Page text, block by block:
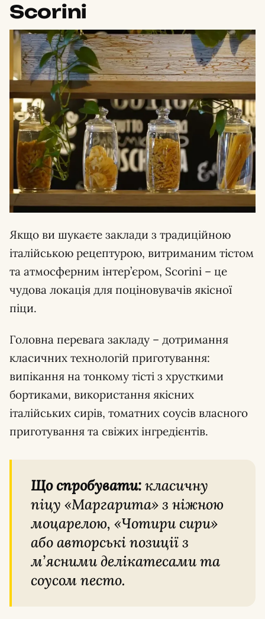
Scorini
Якщо ви шукаєте заклади з традиційною
італійською рецептурою, витриманим тістом
та атмосферним інтер’єром, Scorini – це
чудова локація для поціновувачів якісної
піци.
Головна перевага закладу – дотримання
класичних технологій приготування:
випікання на тонкому тісті з хрусткими
бортиками, використання якісних
італійських сирів, томатних соусів власного
приготування та свіжих інгредієнтів.
Що спробувати:класичну
піцу «Маргарита» з ніжною
моцарелою, «Чотири сири»
або авторські позиції з
м’ясними делікатесами та
соусом песто.